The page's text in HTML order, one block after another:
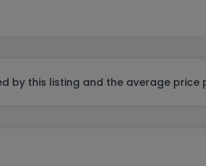
by this listing and the average price